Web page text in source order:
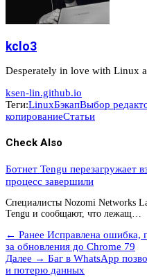
kclo3
Desperately in love with Linux
ksen-lin.github.io
Теги:LinuxБэкапВыбор
копированиеСтатьи
Check Also
Ботнет Tengu перезагружает
процесс завершили
Специалисты Nozomi Networks
Tengu и сообщают, что лежащ…
← Ранее Исправлена ошибка,
за обновления до Chrome 79
Далее → Баг в WhatsApp
и потерю данных